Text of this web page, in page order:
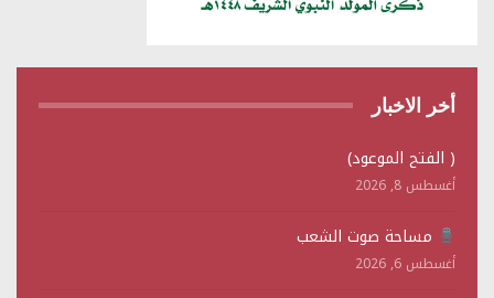
أخر الاخبار
( الفتح الموعود)
أغسطس 8, 2026
مساحة صوت الشعب
أغسطس 6, 2026